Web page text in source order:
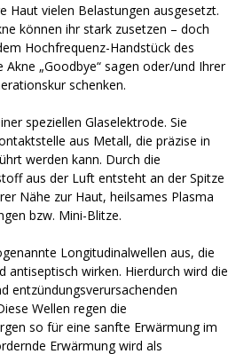
Haut vielen Belastungen ausgesetzt.
können ihr stark zusetzen – doch
Hochfrequenz-Handstück des
„Goodbye“ sagen oder/und Ihrer
schenken.
speziellen Glaselektrode. Sie
aus Metall, die präzise in
werden kann. Durch die
aus der Luft entsteht an der Spitze
Nähe zur Haut, heilsames Plasma
bzw. Mini-Blitze.
Longitudinalwellen aus, die
antiseptisch wirken. Hierdurch wird die
entzündungsverursachenden
Wellen regen die
so für eine sanfte Erwärmung im
Erwärmung wird als